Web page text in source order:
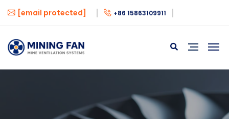
[email protected] +86 15863109911